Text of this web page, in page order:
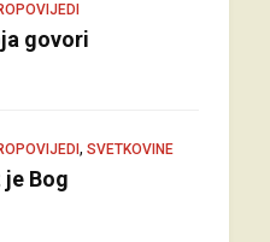
govori
, SVETKOVINE
je Bog